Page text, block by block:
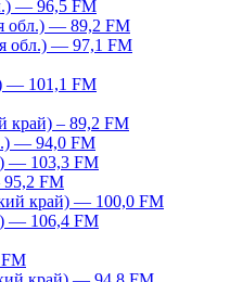
— 96,5 FM
обл.) — 89,2 FM
обл.) — 97,1 FM
— 101,1 FM
край) – 89,2 FM
— 94,0 FM
— 103,3 FM
FM
край) — 100,0 FM
— 106,4 FM